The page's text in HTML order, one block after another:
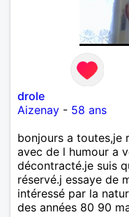
drole
Aizenay - 58 ans
bonjours a toutes,je
avec de l humour a
décontracté.je suis
réservé.j essaye de
intéressé par la
des années 80 90